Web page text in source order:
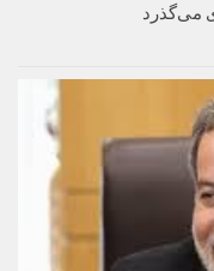
می‌گذرد